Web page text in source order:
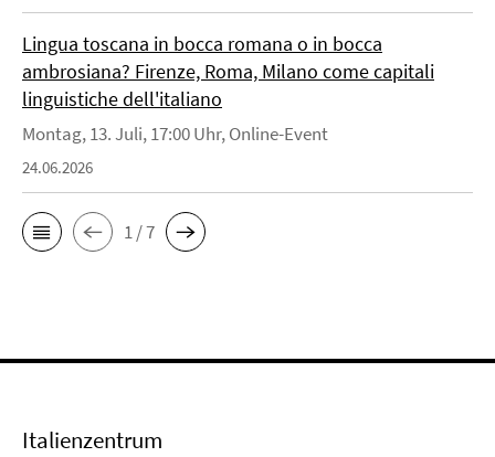
Lingua toscana in bocca romana o in bocca
ambrosiana? Firenze, Roma, Milano come capitali
linguistiche dell'italiano
Montag, 13. Juli, 17:00 Uhr, Online-Event
24.06.2026
1 / 7
Italienzentrum